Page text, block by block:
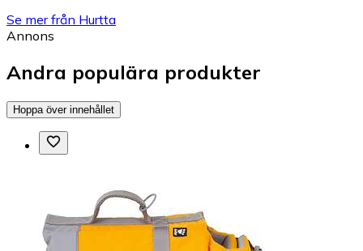
Se mer från Hurtta
Annons
Andra populära produkter
Hoppa över innehållet